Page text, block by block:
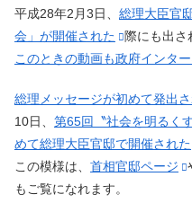
平成28年2月3日、 総理大臣官
会」が開催された
際にも出さ
このときの動画も政府インタ
総理メッセージが初めて発出
10日、 第65回〝社会を明るく
めて総理大臣官邸で開催された
この模様は、 首相官邸ページ
もご覧になれます。